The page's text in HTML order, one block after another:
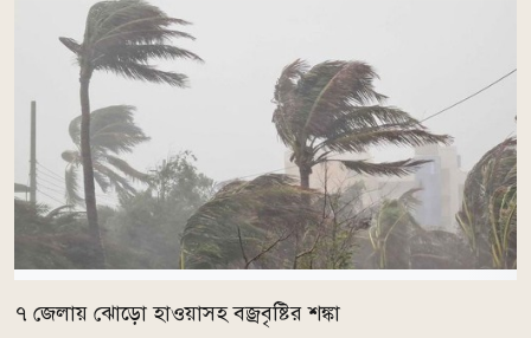
৭ জেলায় ঝোড়ো হাওয়াসহ বজ্রবৃষ্টির শঙ্কা